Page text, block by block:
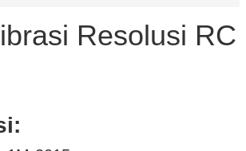
Resolusi RC